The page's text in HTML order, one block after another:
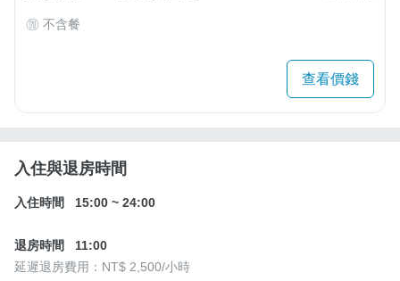
不含餐
查看價錢
入住與退房時間
入住時間 15:00 ~ 24:00
退房時間
11:00
延遲退房費用： NT$ 2,500/小時